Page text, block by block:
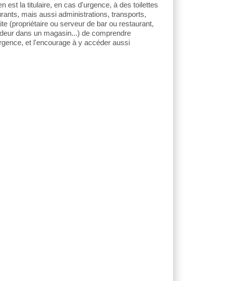
est la titulaire, en cas d'urgence, à des toilettes
mais aussi administrations, transports,
(propriétaire ou serveur de bar ou restaurant,
dans un magasin...) de comprendre
et l'encourage à y accéder aussi